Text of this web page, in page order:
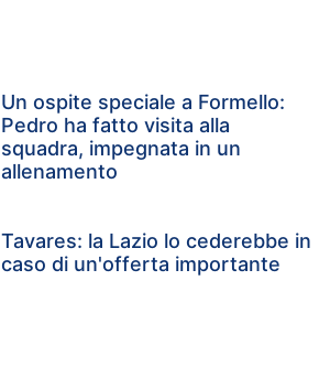
Un ospite speciale a Formello:
Pedro ha fatto visita alla
squadra, impegnata in un
allenamento
Tavares: la Lazio lo cederebbe in
caso di un'offerta importante